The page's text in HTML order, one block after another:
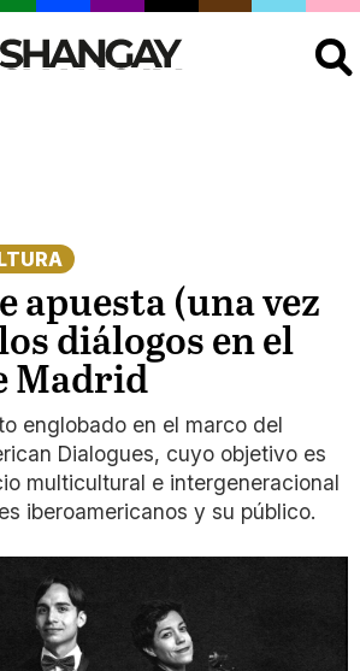
apuesta (una vez
diálogos en el
Madrid
englobado en el marco del
Dialogues, cuyo objetivo es
multicultural e intergeneracional
iberoamericanos y su público.